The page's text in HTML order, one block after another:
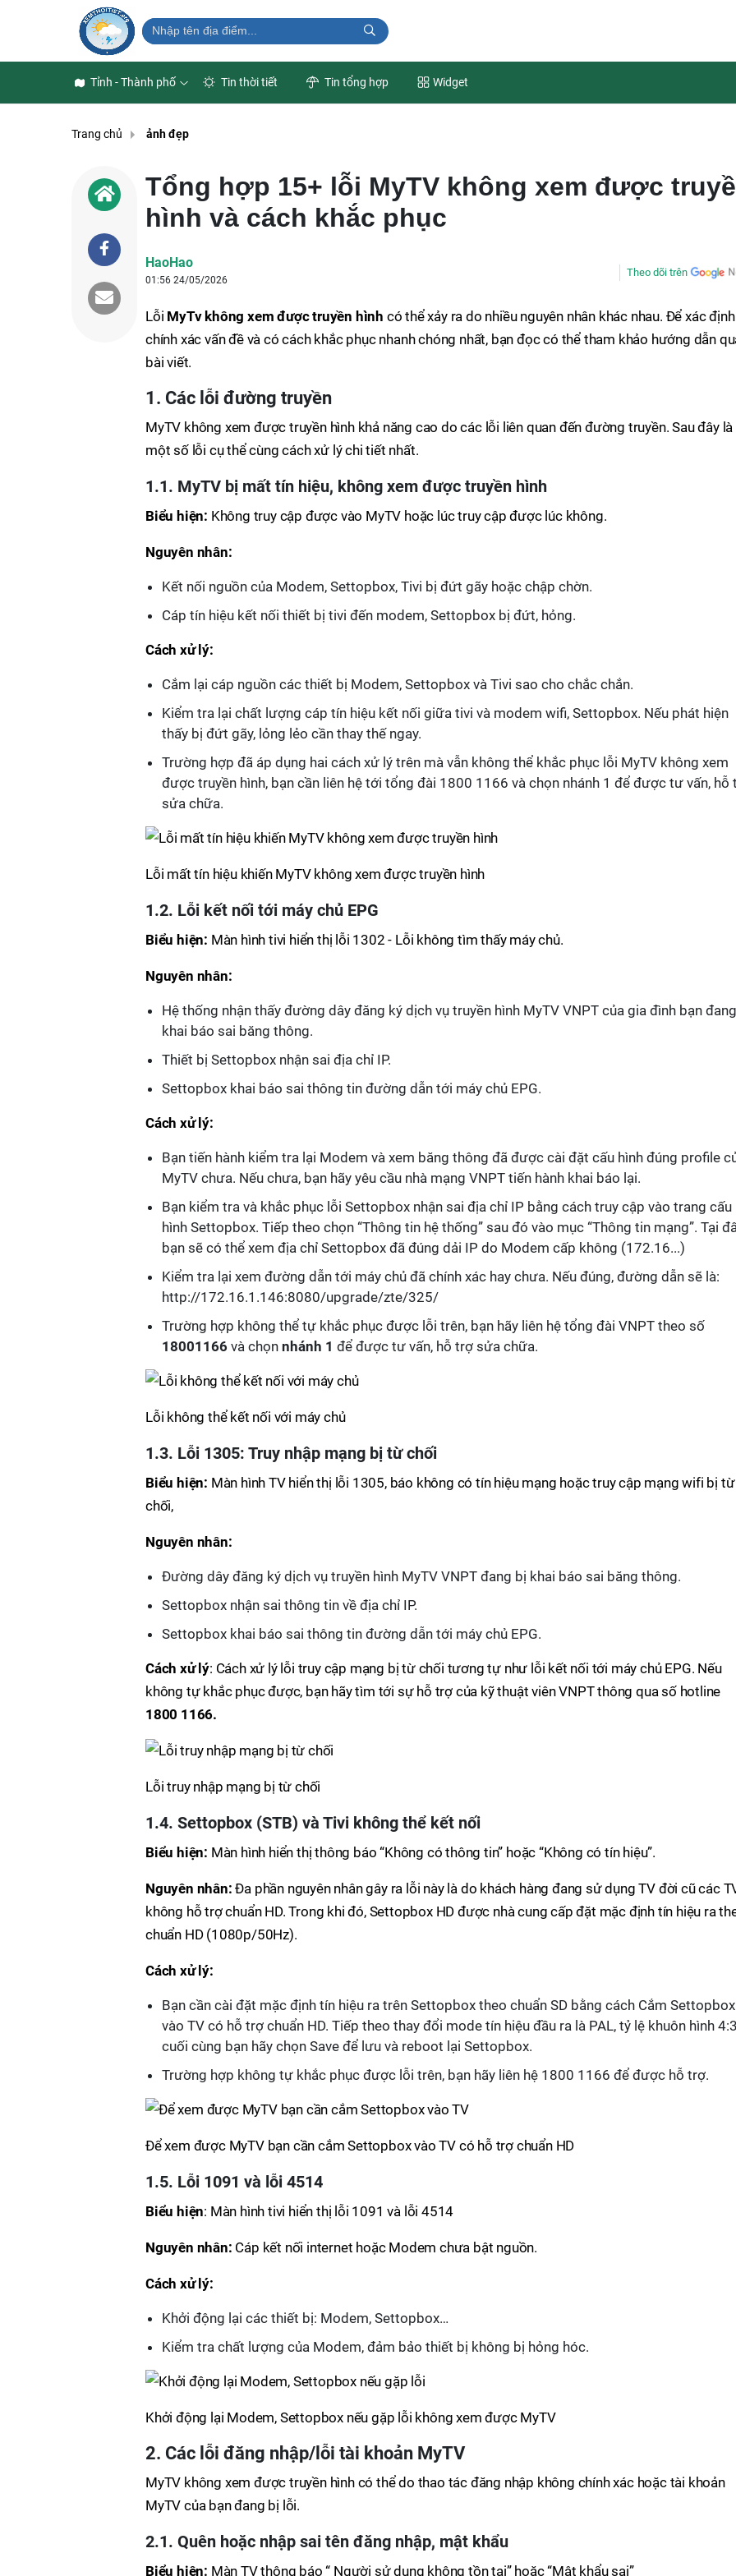
Tỉnh - Thành phố Tin thời tiết Tin tổng hợp Widget
Trang chủ ảnh đẹp
Tổng hợp 15+ lỗi MyTV không xem được
hình và cách khắc phục
HaoHao
01:56 24/05/2026
Theo dõi trên
Lỗi MyTv không xem được truyền hình có thể xảy ra do nhiều nguyên nhân khác nhau. Để xác định
chính xác vấn đề và có cách khắc phục nhanh chóng nhất, bạn đọc có thể tham khảo hướng dẫn
bài viết.
1. Các lỗi đường truyền
MyTV không xem được truyền hình khả năng cao do các lỗi liên quan đến đường truyền. Sau đây là
một số lỗi cụ thể cùng cách xử lý chi tiết nhất.
1.1. MyTV bị mất tín hiệu, không xem được truyền hình
Biểu hiện: Không truy cập được vào MyTV hoặc lúc truy cập được lúc không.
Nguyên nhân:
Kết nối nguồn của Modem, Settopbox, Tivi bị đứt gãy hoặc chập chờn.
Cáp tín hiệu kết nối thiết bị tivi đến modem, Settopbox bị đứt, hỏng.
Cách xử lý:
Cắm lại cáp nguồn các thiết bị Modem, Settopbox và Tivi sao cho chắc chắn.
Kiểm tra lại chất lượng cáp tín hiệu kết nối giữa tivi và modem wifi, Settopbox. Nếu phát hiện
thấy bị đứt gãy, lỏng lẻo cần thay thế ngay.
Trường hợp đã áp dụng hai cách xử lý trên mà vẫn không thể khắc phục lỗi MyTV không xem
được truyền hình, bạn cần liên hệ tới tổng đài 1800 1166 và chọn nhánh 1 để được tư vấn, hỗ
sửa chữa.
Lỗi mất tín hiệu khiến MyTV không xem được truyền hình
1.2. Lỗi kết nối tới máy chủ EPG
Biểu hiện: Màn hình tivi hiển thị lỗi 1302 - Lỗi không tìm thấy máy chủ.
Nguyên nhân:
Hệ thống nhận thấy đường dây đăng ký dịch vụ truyền hình MyTV VNPT của gia đình bạn
khai báo sai băng thông.
Thiết bị Settopbox nhận sai địa chỉ IP.
Settopbox khai báo sai thông tin đường dẫn tới máy chủ EPG.
Cách xử lý:
Bạn tiến hành kiểm tra lại Modem và xem băng thông đã được cài đặt cấu hình đúng profile
MyTV chưa. Nếu chưa, bạn hãy yêu cầu nhà mạng VNPT tiến hành khai báo lại.
Bạn kiểm tra và khắc phục lỗi Settopbox nhận sai địa chỉ IP bằng cách truy cập vào trang cấu
hình Settopbox. Tiếp theo chọn “Thông tin hệ thống” sau đó vào mục “Thông tin mạng”. Tại
bạn sẽ có thể xem địa chỉ Settopbox đã đúng dải IP do Modem cấp không (172.16...)
Kiểm tra lại xem đường dẫn tới máy chủ đã chính xác hay chưa. Nếu đúng, đường dẫn sẽ là:
http://172.16.1.146:8080/upgrade/zte/325/
Trường hợp không thể tự khắc phục được lỗi trên, bạn hãy liên hệ tổng đài VNPT theo số
18001166 và chọn nhánh 1 để được tư vấn, hỗ trợ sửa chữa.
Lỗi không thể kết nối với máy chủ
1.3. Lỗi 1305: Truy nhập mạng bị từ chối
Biểu hiện: Màn hình TV hiển thị lỗi 1305, báo không có tín hiệu mạng hoặc truy cập mạng wifi bị từ
chối,
Nguyên nhân:
Đường dây đăng ký dịch vụ truyền hình MyTV VNPT đang bị khai báo sai băng thông.
Settopbox nhận sai thông tin về địa chỉ IP.
Settopbox khai báo sai thông tin đường dẫn tới máy chủ EPG.
Cách xử lý: Cách xử lý lỗi truy cập mạng bị từ chối tương tự như lỗi kết nối tới máy chủ EPG. Nếu
không tự khắc phục được, bạn hãy tìm tới sự hỗ trợ của kỹ thuật viên VNPT thông qua số hotline
1800 1166.
Lỗi truy nhập mạng bị từ chối
1.4. Settopbox (STB) và Tivi không thể kết nối
Biểu hiện: Màn hình hiển thị thông báo “Không có thông tin” hoặc “Không có tín hiệu”.
Nguyên nhân: Đa phần nguyên nhân gây ra lỗi này là do khách hàng đang sử dụng TV đời cũ các
không hỗ trợ chuẩn HD. Trong khi đó, Settopbox HD được nhà cung cấp đặt mặc định tín hiệu ra
chuẩn HD (1080p/50Hz).
Cách xử lý:
Bạn cần cài đặt mặc định tín hiệu ra trên Settopbox theo chuẩn SD bằng cách Cắm Settopbox
vào TV có hỗ trợ chuẩn HD. Tiếp theo thay đổi mode tín hiệu đầu ra là PAL, tỷ lệ khuôn hình
cuối cùng bạn hãy chọn Save để lưu và reboot lại Settopbox.
Trường hợp không tự khắc phục được lỗi trên, bạn hãy liên hệ 1800 1166 để được hỗ trợ.
Để xem được MyTV bạn cần cắm Settopbox vào TV có hỗ trợ chuẩn HD
1.5. Lỗi 1091 và lỗi 4514
Biểu hiện: Màn hình tivi hiển thị lỗi 1091 và lỗi 4514
Nguyên nhân: Cáp kết nối internet hoặc Modem chưa bật nguồn.
Cách xử lý:
Khởi động lại các thiết bị: Modem, Settopbox…
Kiểm tra chất lượng của Modem, đảm bảo thiết bị không bị hỏng hóc.
Khởi động lại Modem, Settopbox nếu gặp lỗi không xem được MyTV
2. Các lỗi đăng nhập/lỗi tài khoản MyTV
MyTV không xem được truyền hình có thể do thao tác đăng nhập không chính xác hoặc tài khoản
MyTV của bạn đang bị lỗi.
2.1. Quên hoặc nhập sai tên đăng nhập, mật khẩu
Biểu hiện: Màn TV thông báo “ Người sử dụng không tồn tại” hoặc “Mật khẩu sai”